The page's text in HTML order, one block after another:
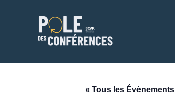
« Tous les Évènements